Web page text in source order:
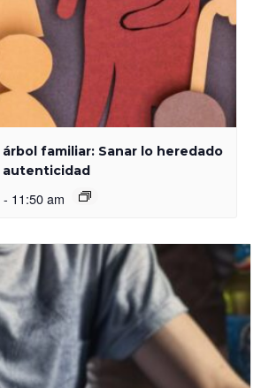
árbol familiar: Sanar lo heredado
autenticidad
- 11:50 am